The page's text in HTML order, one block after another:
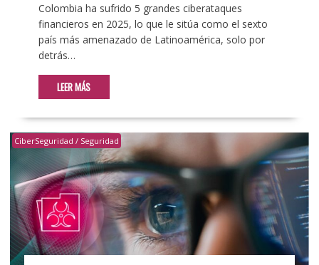
Colombia ha sufrido 5 grandes ciberataques
financieros en 2025, lo que le sitúa como el sexto
país más amenazado de Latinoamérica, solo por
detrás…
LEER MÁS
CiberSeguridad / Seguridad